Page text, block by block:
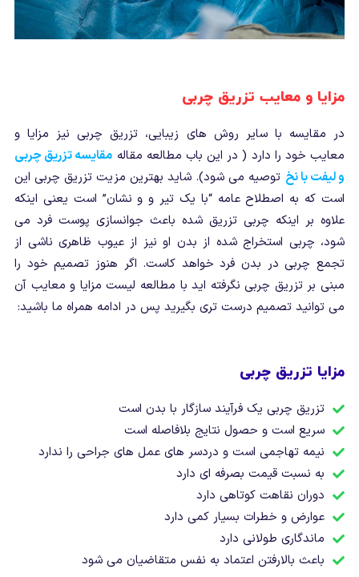
مزایا و معایب تزریق چربی
در مقایسه با سایر روش های زیبایی، تزریق چربی نیز مزایا و
معایب خود را دارد ( در این باب مطالعه مقاله مقایسه تزریق چربی
و لیفت با نخ توصیه می شود). شاید بهترین مزیت تزریق چربی این
است که به اصطلاح عامه “با یک تیر و و نشان” است یعنی اینکه
علاوه بر اینکه چربی تزریق شده باعث جوانسازی پوست فرد می
شود، چربی استخراج شده از بدن او نیز از عیوب ظاهری ناشی از
تجمع چربی در بدن فرد خواهد کاست. اگر هنوز تصمیم خود را
مبنی بر تزریق چربی نگرفته اید با مطالعه لیست مزایا و معایب آن
می توانید تصمیم درست تری بگیرید پس در ادامه همراه ما باشید:
مزایا تزریق چربی
تزریق چربی یک فرآیند سازگار با بدن است
سریع است و حصول نتایج بلافاصله است
نیمه تهاجمی است و دردسر های عمل های جراحی را ندارد
به نسبت قیمت بصرفه ای دارد
دوران نقاهت کوتاهی دارد
عوارض و خطرات بسیار کمی دارد
ماندگاری طولانی دارد
باعث بالارفتن اعتماد به نفس متقاضیان می شود